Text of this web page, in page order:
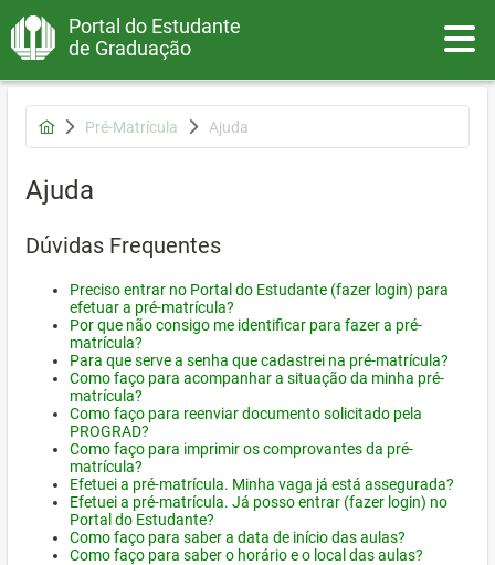
Portal do Estudante
de Graduação
Pré-Matrícula Ajuda
Ajuda
Dúvidas Frequentes
Preciso entrar no Portal do Estudante (fazer login) para
efetuar a pré-matrícula?
Por que não consigo me identificar para fazer a pré-
matrícula?
Para que serve a senha que cadastrei na pré-matrícula?
Como faço para acompanhar a situação da minha pré-
matrícula?
Como faço para reenviar documento solicitado pela
PROGRAD?
Como faço para imprimir os comprovantes da pré-
matrícula?
Efetuei a pré-matrícula. Minha vaga já está assegurada?
Efetuei a pré-matrícula. Já posso entrar (fazer login) no
Portal do Estudante?
Como faço para saber a data de início das aulas?
Como faço para saber o horário e o local das aulas?